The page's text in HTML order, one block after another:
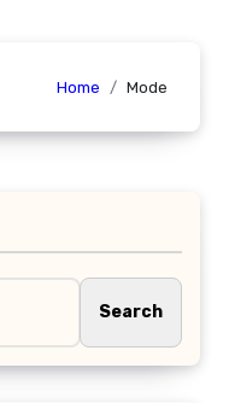
Home Mode
Search